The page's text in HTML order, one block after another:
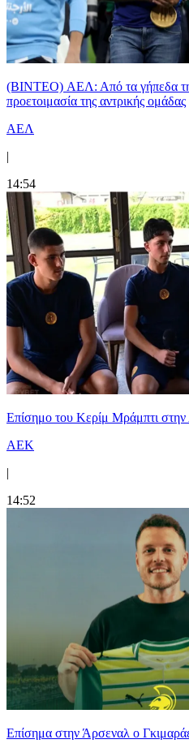
(BINTEO) ΑΕΛ: Από τα γήπεδα
προετοιμασία της αντρικής ομάδας
ΑΕΛ
|
14:54
Επίσημο του Κερίμ Μράμπτι
ΑΕΚ
|
14:52
Επίσημα στην Άρσεναλ ο